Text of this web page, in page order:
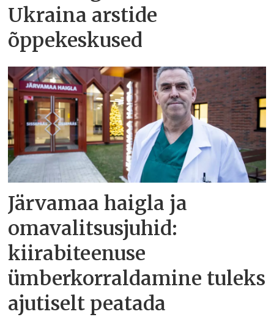
Ukraina arstide
õppekeskused
Järvamaa haigla ja
omavalitsusjuhid:
kiirabiteenuse
ümberkorraldamine tuleks
ajutiselt peatada